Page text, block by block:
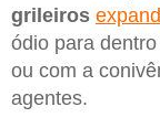
grileiros
ódio para
ou com a
agentes.